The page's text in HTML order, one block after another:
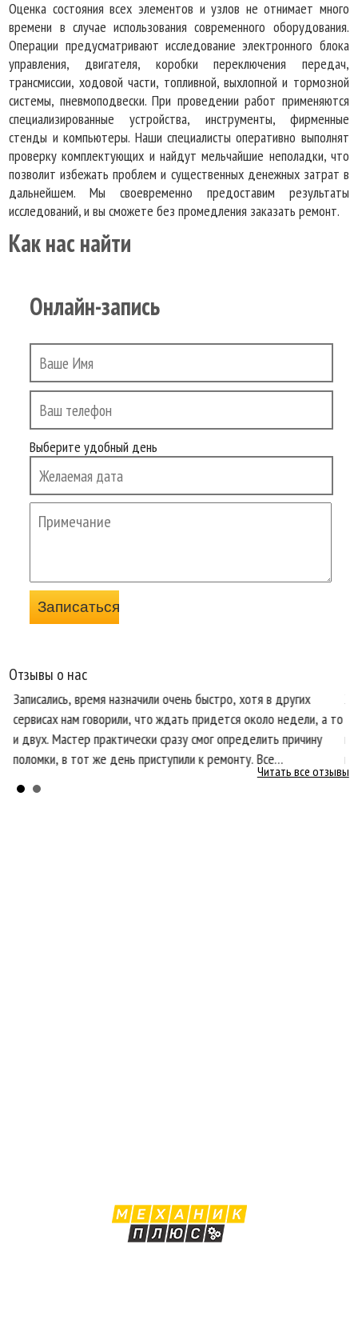
Оценка состояния всех элементов и узлов не отнимает много
времени в случае использования современного оборудования.
Операции предусматривают исследование электронного блока
управления, двигателя, коробки переключения передач,
трансмиссии, ходовой части, топливной, выхлопной и тормозной
системы, пневмоподвески. При проведении работ применяются
специализированные устройства, инструменты, фирменные
стенды и компьютеры. Наши специалисты оперативно выполнят
проверку комплектующих и найдут мельчайшие неполадки, что
позволит избежать проблем и существенных денежных затрат в
дальнейшем. Мы своевременно предоставим результаты
исследований, и вы сможете без промедления заказать ремонт.
Как нас найти
Онлайн-запись
Выберите удобный день
Отзывы о нас
Записались, время назначили очень быстро, хотя в других
сервисах нам говорили, что ждать придется около недели, а то
и двух. Мастер практически сразу смог определить причину
поломки, в тот же день приступили к ремонту. Все
необходимые запчасти оказались в наличии, что очень
порадовало.
Читать все отзывы